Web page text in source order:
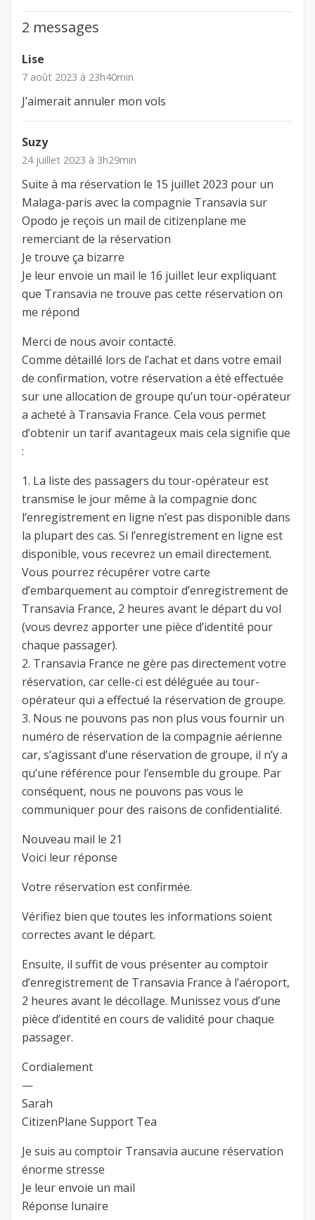
2 messages
Lise
7 août 2023 à 23h40min
J’aimerait annuler mon vols
Suzy
24 juillet 2023 à 3h29min
Suite à ma réservation le 15 juillet 2023 pour un
Malaga-paris avec la compagnie Transavia sur
Opodo je reçois un mail de citizenplane me
remerciant de la réservation
Je trouve ça bizarre
Je leur envoie un mail le 16 juillet leur expliquant
que Transavia ne trouve pas cette réservation on
me répond
Merci de nous avoir contacté.
Comme détaillé lors de l’achat et dans votre email
de confirmation, votre réservation a été effectuée
sur une allocation de groupe qu’un tour-opérateur
a acheté à Transavia France. Cela vous permet
d’obtenir un tarif avantageux mais cela signifie que
:
1. La liste des passagers du tour-opérateur est
transmise le jour même à la compagnie donc
l’enregistrement en ligne n’est pas disponible dans
la plupart des cas. Si l’enregistrement en ligne est
disponible, vous recevrez un email directement.
Vous pourrez récupérer votre carte
d’embarquement au comptoir d’enregistrement de
Transavia France, 2 heures avant le départ du vol
(vous devrez apporter une pièce d’identité pour
chaque passager).
2. Transavia France ne gère pas directement votre
réservation, car celle-ci est déléguée au tour-
opérateur qui a effectué la réservation de groupe.
3. Nous ne pouvons pas non plus vous fournir un
numéro de réservation de la compagnie aérienne
car, s’agissant d’une réservation de groupe, il n’y a
qu’une référence pour l’ensemble du groupe. Par
conséquent, nous ne pouvons pas vous le
communiquer pour des raisons de confidentialité.
Nouveau mail le 21
Voici leur réponse
Votre réservation est confirmée.
Vérifiez bien que toutes les informations soient
correctes avant le départ.
Ensuite, il suffit de vous présenter au comptoir
d’enregistrement de Transavia France à l’aéroport,
2 heures avant le décollage. Munissez vous d’une
pièce d’identité en cours de validité pour chaque
passager.
Cordialement
—
Sarah
CitizenPlane Support Tea
Je suis au comptoir Transavia aucune réservation
énorme stresse
Je leur envoie un mail
Réponse lunaire